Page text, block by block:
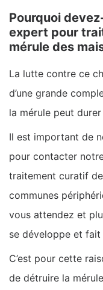
Pourquoi
expert pour
mérule des
La lutte contre ce
d’une grande
la mérule peut
Il est important de
pour contacter
traitement curatif
communes
vous attendez et
se développe et fait
C’est pour cette
de détruire la